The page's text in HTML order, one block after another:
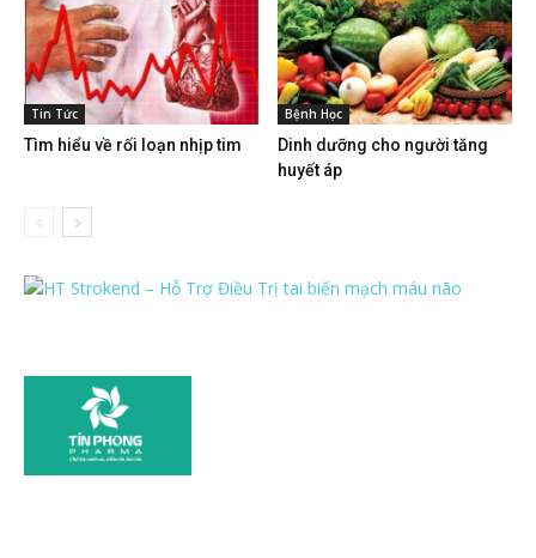
Tin Tức
Tìm hiểu về rối loạn nhịp tim
Bệnh Học
Dinh dưỡng cho người tăng
huyết áp